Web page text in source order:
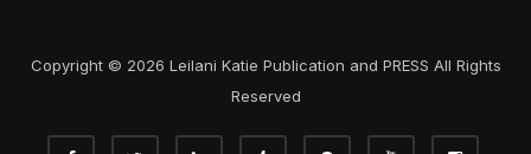
Copyright © 2026 Leilani Katie Publication and PRESS All Rights
Reserved